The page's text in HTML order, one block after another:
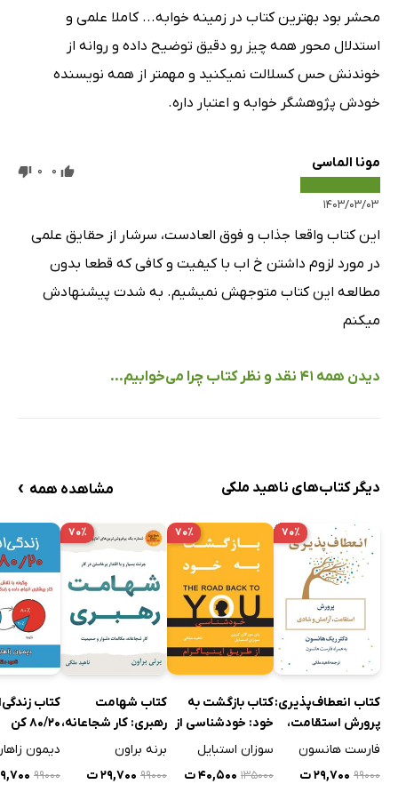
محشر بود بهترین کتاب در زمینه خوابه... کاملا علمی و
استدلال محور همه چیز رو دقیق توضیح داده و روانه از
خوندنش حس کسلالت نمیکنید و مهمتر از همه نویسنده
خودش پژوهشگر خوابه و اعتبار داره.
مونا الماسی
۱۴۰۳/۰۳/۰۳
0
0
این کتاب واقعا جذاب و فوق العادست، سرشار از حقایق علمی
در مورد لزوم داشتن خ اب با کیفیت و کافی که قطعا بدون
مطالعه این کتاب متوجهش نمیشیم. به شدت پیشنهادش
میکنم
دیدن همه 41 نقد و نظر کتاب چرا می‌خوابیم...
دیگر کتاب‌های ناهید ملکی مشاهده همه ›
۷۰٪
کتاب انعطاف‌پذیری:
پرورش استقامت،
آرامش و شادی
فارست هانسون
۹۹۰۰۰ ۲۹,۷۰۰ ت
۷۰٪
کتاب بازگشت به
خود: خودشناسی از
طریق اینیاگرام
سوزان استبایل
۱۳۵۰۰۰ ۴۰,۵۰۰ ت
۷۰٪
کتاب شهامت
رهبری: کار شجاعانه،
مکالمات دشوار و
برنه براون
۹۹۰۰۰ ۲۹,۷۰۰ ت
کتاب
80/20 کن
دیمون
۹۹۰۰۰